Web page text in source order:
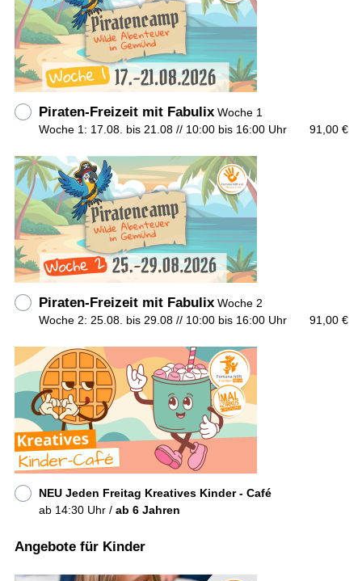
Piraten-Freizeit mit FabulixWoche 1
Woche 1: 17.08. bis 21.08 // 10:00 bis 16:00 Uhr
91,00 €
Piraten-Freizeit mit FabulixWoche 2
Woche 2: 25.08. bis 29.08 // 10:00 bis 16:00 Uhr
91,00 €
NEU Jeden Freitag Kreatives Kinder - Café
ab 14:30 Uhr / ab 6 Jahren
Angebote für Kinder